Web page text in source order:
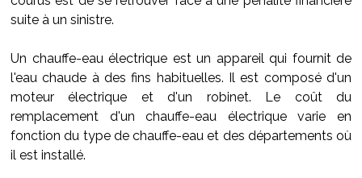
suite à un sinistre.
Un chauffe-eau électrique est un appareil qui fournit de
l'eau chaude à des fins habituelles. Il est composé d'un
moteur électrique et d'un robinet. Le coût du
remplacement d'un chauffe-eau électrique varie en
fonction du type de chauffe-eau et des départements où
il est installé.